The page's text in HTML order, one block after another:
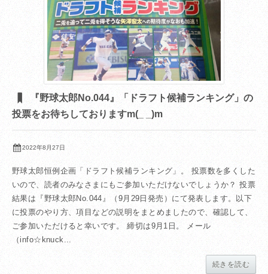
『野球太郎No.044』「ドラフト候補ランキング」の
投票をお待ちしておりますm(_ _)m
2022年8月27日
野球太郎恒例企画「ドラフト候補ランキング」。 投票数を多くした
いので、読者のみなさまにもご参加いただけないでしょうか？ 投票
結果は『野球太郎No.044』（9月29日発売）にて発表します。以下
に投票のやり方、項目などの説明をまとめましたので、確認して、
ご参加いただけると幸いです。 締切は9月1日。 メール
（info☆knuck...
続きを読む